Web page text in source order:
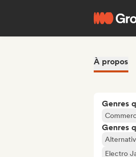
À propos
Genres
Genres
Electro